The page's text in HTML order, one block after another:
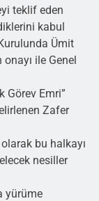
teklif eden
kabul
Ümit
ile Genel
Görev Emri”
Zafer
bu halkayı
nesiller
yürüme